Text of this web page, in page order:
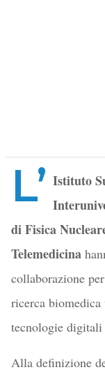
L’ Istituto
di Fisica
Telemedicina
collaborazione
ricerca
tecnologie digitali
Alla definizione